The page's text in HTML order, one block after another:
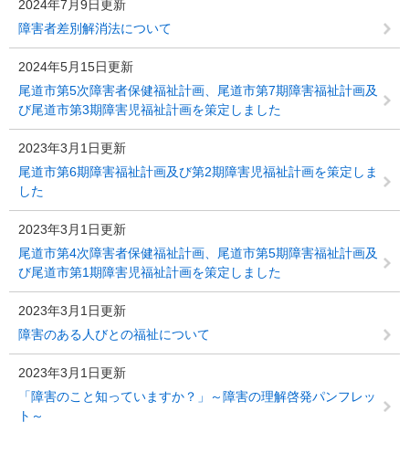
2024年7月9日更新
障害者差別解消法について
2024年5月15日更新
尾道市第5次障害者保健福祉計画、尾道市第7期障害福祉計画及
び尾道市第3期障害児福祉計画を策定しました
2023年3月1日更新
尾道市第6期障害福祉計画及び第2期障害児福祉計画を策定しま
した
2023年3月1日更新
尾道市第4次障害者保健福祉計画、尾道市第5期障害福祉計画及
び尾道市第1期障害児福祉計画を策定しました
2023年3月1日更新
障害のある人びとの福祉について
2023年3月1日更新
「障害のこと知っていますか？」～障害の理解啓発パンフレッ
ト～